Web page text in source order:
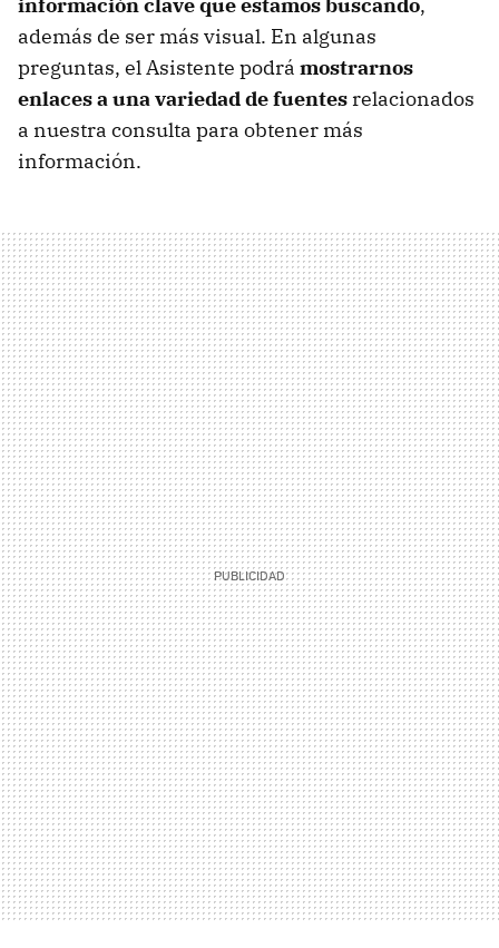
además de ser más visual. En algunas
preguntas, el Asistente podrá mostrarnos
enlaces a una variedad de fuentes relacionados
a nuestra consulta para obtener más
información.